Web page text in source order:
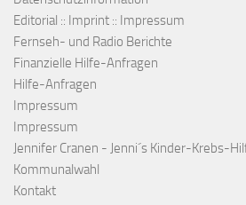
Editorial :: Imprint :: Impressum
Fernseh- und Radio Berichte
Finanzielle Hilfe-Anfragen
Hilfe-Anfragen
Impressum
Impressum
Jennifer Cranen - Jenni´s Kinder-Krebs-
Kommunalwahl
Kontakt